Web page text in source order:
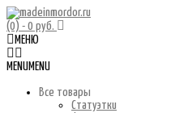
(0) - 0 руб.
МЕНЮ
MENU MENU
Все товары
Статуэтки